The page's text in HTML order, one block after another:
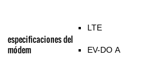
especificaciones del
módem
LTE
EV-DO A